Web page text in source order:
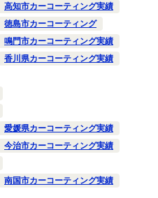
高知市カーコーティング実績
徳島市カーコーティング
鳴門市カーコーティング実績
香川県カーコーティング実績
愛媛県カーコーティング実績
今治市カーコーティング実績
南国市カーコーティング実績